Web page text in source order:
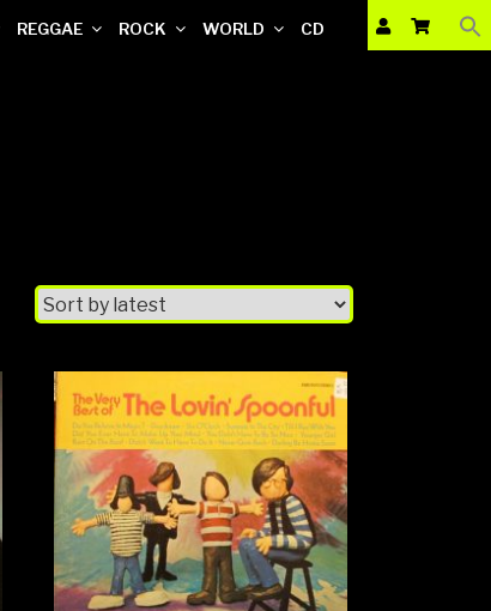
REGGAE ROCK WORLD CD